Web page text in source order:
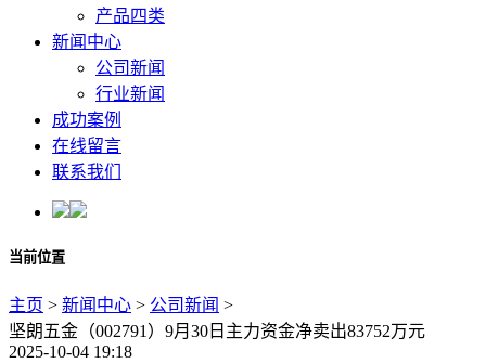
产品四类
新闻中心
公司新闻
行业新闻
成功案例
在线留言
联系我们
当前位置
主页 > 新闻中心 > 公司新闻 >
坚朗五金（002791）9月30日主力资金净卖出83752万元
2025-10-04 19:18